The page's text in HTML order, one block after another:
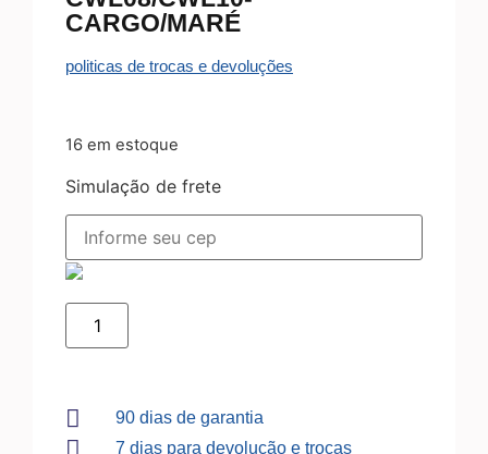
CARGO/MARÉ
politicas de trocas e devoluções
16 em estoque
Simulação de frete
90 dias de garantia
7 dias para devolução e trocas